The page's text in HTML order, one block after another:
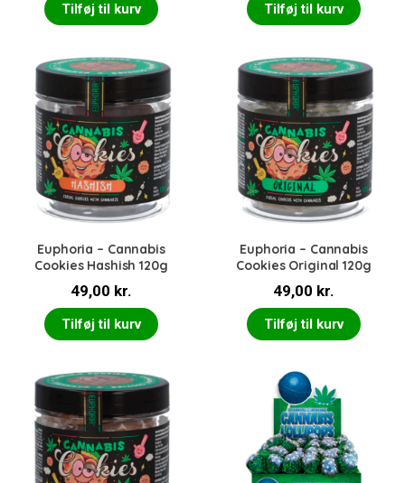
Tilføj til kurv Tilføj til kurv
Euphoria – Cannabis
Cookies Hashish 120g
49,00 kr.
Tilføj til kurv
Euphoria – Cannabis
Cookies Original 120g
49,00 kr.
Tilføj til kurv